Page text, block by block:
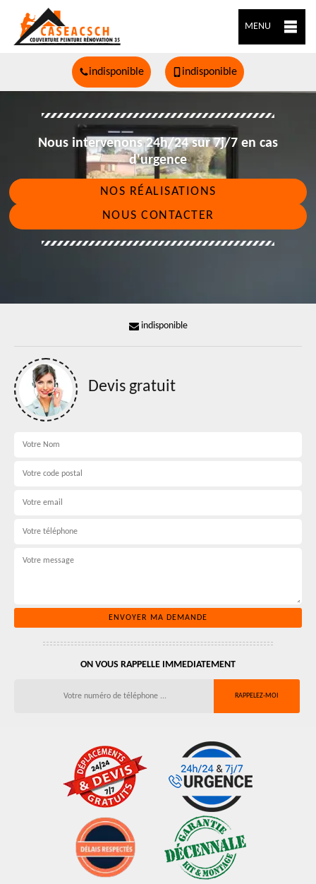
MENU
indisponible indisponible
Nous intervenons 24h/24 sur 7j/7 en cas
d'urgence
NOS RÉALISATIONS
NOUS CONTACTER
indisponible
Devis gratuit
ON VOUS RAPPELLE IMMEDIATEMENT